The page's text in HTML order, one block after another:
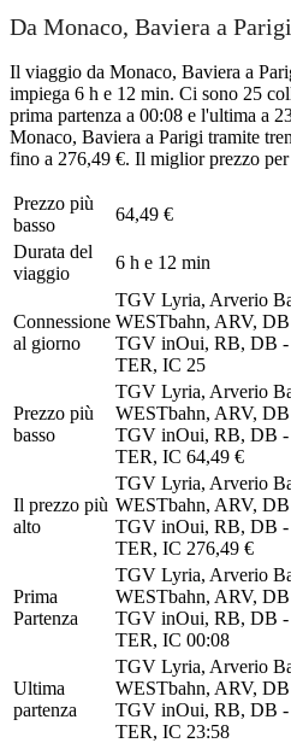
Da Monaco, Baviera a
Il viaggio da Monaco, Baviera a
impiega 6 h e 12 min. Ci sono 25
prima partenza a 00:08 e l'ultima a
Monaco, Baviera a Parigi tramite
fino a 276,49 €. Il miglior prezzo
Prezzo più
basso
64,49 €
Durata del
viaggio
6 h e 12 min
Connessione
al giorno
TGV Lyria, Arverio
WESTbahn, ARV,
TGV inOui, RB, DB -
TER, IC 25
Prezzo più
basso
TGV Lyria, Arverio
WESTbahn, ARV,
TGV inOui, RB, DB -
TER, IC 64,49 €
Il prezzo più
alto
TGV Lyria, Arverio
WESTbahn, ARV,
TGV inOui, RB, DB -
TER, IC 276,49 €
Prima
Partenza
TGV Lyria, Arverio
WESTbahn, ARV,
TGV inOui, RB, DB -
TER, IC 00:08
Ultima
partenza
TGV Lyria, Arverio
WESTbahn, ARV,
TGV inOui, RB, DB -
TER, IC 23:58